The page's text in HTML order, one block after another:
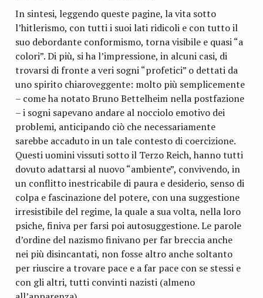
In sintesi, leggendo queste pagine, la vita sotto
l’hitlerismo, con tutti i suoi lati ridicoli e con tutto il
suo debordante conformismo, torna visibile e quasi “a
colori”. Di più, si ha l’impressione, in alcuni casi, di
trovarsi di fronte a veri sogni “profetici” o dettati da
uno spirito chiaroveggente: molto più semplicemente
– come ha notato Bruno Bettelheim nella postfazione
– i sogni sapevano andare al nocciolo emotivo dei
problemi, anticipando ciò che necessariamente
sarebbe accaduto in un tale contesto di coercizione.
Questi uomini vissuti sotto il Terzo Reich, hanno tutti
dovuto adattarsi al nuovo “ambiente”, convivendo, in
un conflitto inestricabile di paura e desiderio, senso di
colpa e fascinazione del potere, con una suggestione
irresistibile del regime, la quale a sua volta, nella loro
psiche, finiva per farsi poi autosuggestione. Le parole
d’ordine del nazismo finivano per far breccia anche
nei più disincantati, non fosse altro anche soltanto
per riuscire a trovare pace e a far pace con se stessi e
con gli altri, tutti convinti nazisti (almeno